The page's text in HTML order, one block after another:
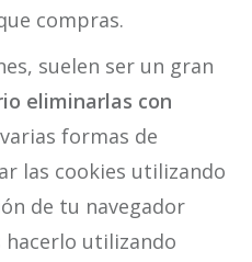
compras.
suelen ser un gran
eliminarlas con
formas de
las cookies utilizando
de tu navegador
utilizando